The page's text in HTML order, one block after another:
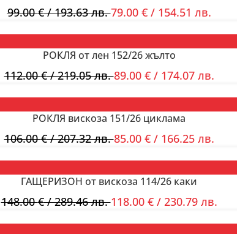
99.00€/ 193.63 лв.79.00 €/ 154.51 лв.
РОКЛЯ от лен 152/26 жълто
112.00€/ 219.05 лв.89.00 €/ 174.07 лв.
РОКЛЯ вискоза 151/26 циклама
106.00€/ 207.32 лв.85.00 €/ 166.25 лв.
ГАЩЕРИЗОН от вискоза 114/26 каки
148.00€/ 289.46 лв.118.00 €/ 230.79 лв.